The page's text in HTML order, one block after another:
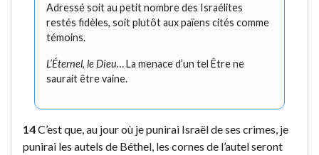
Adressé soit au petit nombre des Israélites
restés fidèles, soit plutôt aux païens cités comme
témoins.
L’Éternel, le Dieu…La menace d’un tel Être ne
saurait être vaine.
14C’est que, au jour où je punirai Israël de ses crimes, je
punirai les autels de Béthel, les cornes de l’autel seront